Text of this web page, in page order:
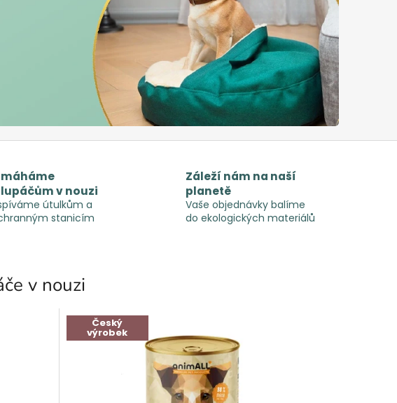
v nouzi
útulkům a
stanicím
Záleží nám na naší
planetě
Vaše objednávky balíme
do ekologických materiálů
v nouzi
Český
výrobek